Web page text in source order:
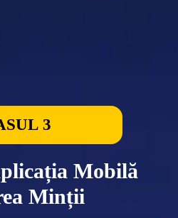
3
Mobilă
Minții